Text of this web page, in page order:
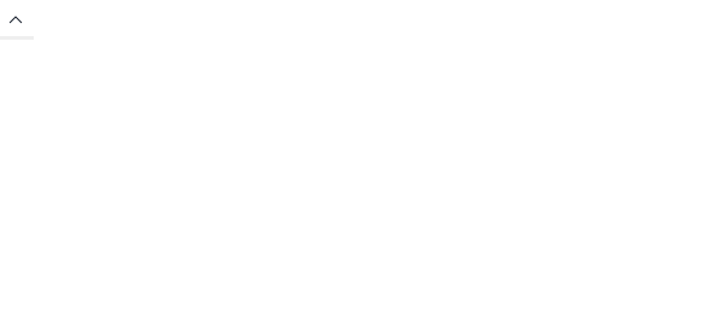
expand_more